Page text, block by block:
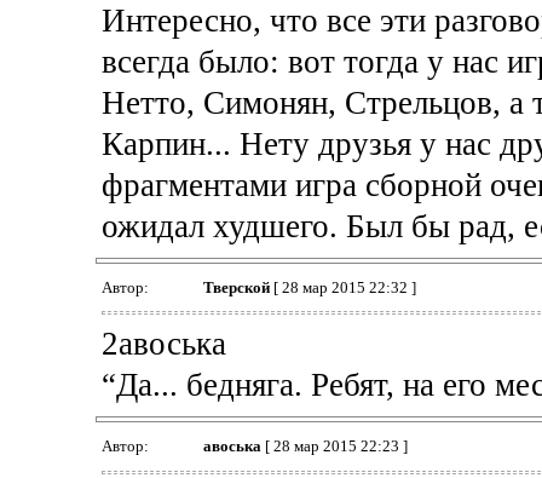
Интересно, что все эти
всегда было: вот тогда у нас
Нетто, Симонян, Стрельцов, а
Карпин... Нету друзья у нас
фрагментами игра сборной
ожидал худшего. Был бы рад,
Автор: Тверской[ 28 мар 2015 22:32 ]
2авоська
“Да... бедняга. Ребят, на его
Автор: авоська[ 28 мар 2015 22:23 ]